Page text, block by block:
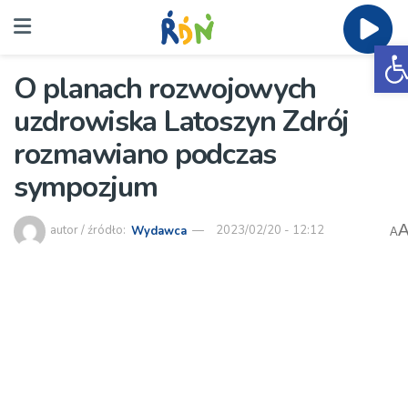
O planach rozwojowych
uzdrowiska Latoszyn Zdrój
rozmawiano podczas
sympozjum
autor / źródło: Wydawca 2023/02/20 - 12:12 A